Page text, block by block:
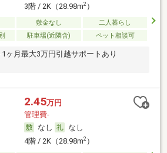
3階 / 2K（28.98m2）
敷金なし
二人暮らし
駐車場(近隣含) ペット相談可
ヶ月最大3万円引越サポートあり
2.45万円
管理費-
なし
なし
4階 / 2K（28.98m2）